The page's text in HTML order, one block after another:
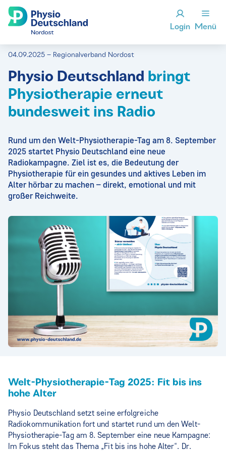
Login Menü
04.09.2025 – Regionalverband Nordost
Physio Deutschland bringt
Physiotherapie erneut
bundesweit ins Radio
Rund um den Welt-Physiotherapie-Tag am 8. September
2025 startet Physio Deutschland eine neue
Radiokampagne. Ziel ist es, die Bedeutung der
Physiotherapie für ein gesundes und aktives Leben im
Alter hörbar zu machen – direkt, emotional und mit
großer Reichweite.
Welt-Physiotherapie-Tag 2025: Fit bis ins
hohe Alter
Physio Deutschland setzt seine erfolgreiche
Radiokommunikation fort und startet rund um den Welt-
Physiotherapie-Tag am 8. September eine neue Kampagne:
Im Fokus steht das Thema „Fit bis ins hohe Alter“. Dr.